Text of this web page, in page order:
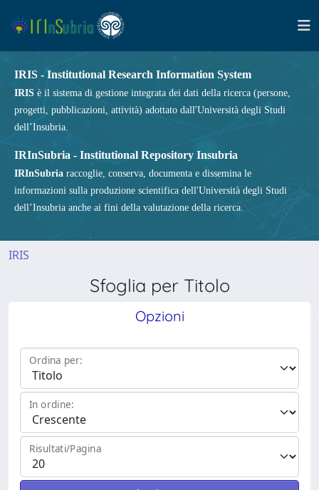
IRIS - Institutional Research Information System
IRIS è il sistema di gestione integrata dei dati della ricerca (persone,
progetti, pubblicazioni, attività) adottato dall'Università degli Studi
dell’Insubria.
IRInSubria - Institutional Repository Insubria
IRInSubria raccoglie, conserva, documenta e dissemina le
informazioni sulla produzione scientifica dell'Università degli Studi
dell’Insubria anche ai fini della valutazione della ricerca.
IRIS
Sfoglia per Titolo
Opzioni
Ordina per:
In ordine:
Risultati/Pagina